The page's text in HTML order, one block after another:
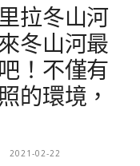
拉冬山河
冬山河最
！不僅有
的環境，
2021-02-22